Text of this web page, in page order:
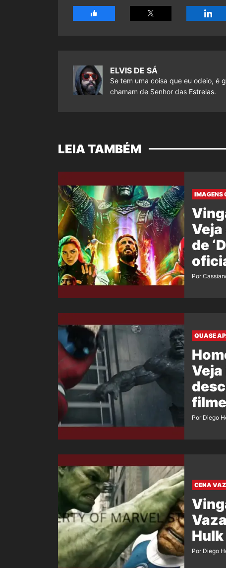
ELVIS DE SÁ
Se tem uma coisa que eu odeio, é
chamam de Senhor das Estrelas.
LEIA TAMBÉM
IMAGENS
de
filme
Por
QUASE
filme
Por Diego
CENA
Hulk
Por Diego